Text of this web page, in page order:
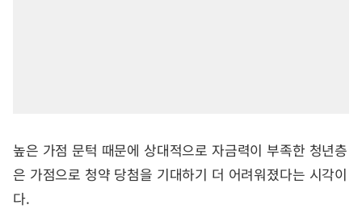
높은 가점 문턱 때문에 상대적으로 자금력이 부족한 청년층
은 가점으로 청약 당첨을 기대하기 더 어려워졌다는 시각이
다.